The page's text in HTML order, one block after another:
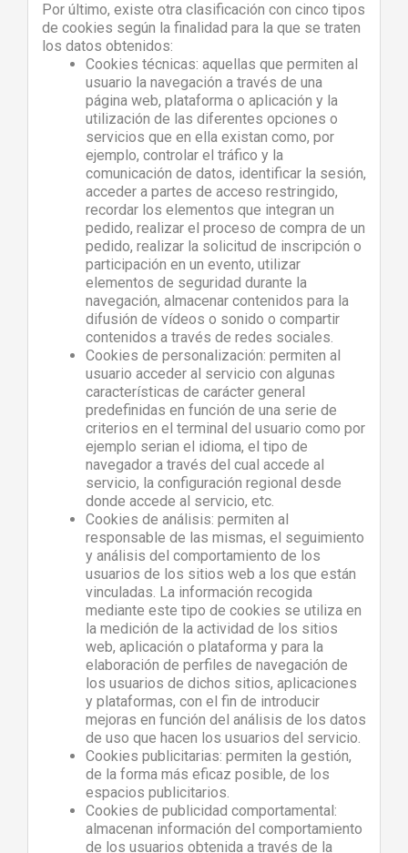
Por último, existe otra clasificación con cinco tipos
de cookies según la finalidad para la que se traten
los datos obtenidos:
Cookies técnicas: aquellas que permiten al
usuario la navegación a través de una
página web, plataforma o aplicación y la
utilización de las diferentes opciones o
servicios que en ella existan como, por
ejemplo, controlar el tráfico y la
comunicación de datos, identificar la sesión,
acceder a partes de acceso restringido,
recordar los elementos que integran un
pedido, realizar el proceso de compra de un
pedido, realizar la solicitud de inscripción o
participación en un evento, utilizar
elementos de seguridad durante la
navegación, almacenar contenidos para la
difusión de vídeos o sonido o compartir
contenidos a través de redes sociales.
Cookies de personalización: permiten al
usuario acceder al servicio con algunas
características de carácter general
predefinidas en función de una serie de
criterios en el terminal del usuario como por
ejemplo serian el idioma, el tipo de
navegador a través del cual accede al
servicio, la configuración regional desde
donde accede al servicio, etc.
Cookies de análisis: permiten al
responsable de las mismas, el seguimiento
y análisis del comportamiento de los
usuarios de los sitios web a los que están
vinculadas. La información recogida
mediante este tipo de cookies se utiliza en
la medición de la actividad de los sitios
web, aplicación o plataforma y para la
elaboración de perfiles de navegación de
los usuarios de dichos sitios, aplicaciones
y plataformas, con el fin de introducir
mejoras en función del análisis de los datos
de uso que hacen los usuarios del servicio.
Cookies publicitarias: permiten la gestión,
de la forma más eficaz posible, de los
espacios publicitarios.
Cookies de publicidad comportamental:
almacenan información del comportamiento
de los usuarios obtenida a través de la